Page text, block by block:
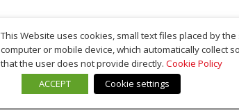
This Website uses cookies, small text files placed by the
computer or mobile device, which automatically collect
that the user does not provide directly. Cookie Policy
ACCEPT
Cookie settings